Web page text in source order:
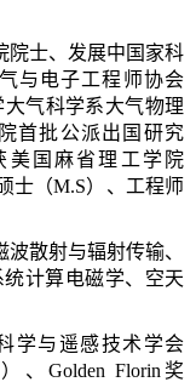
院士、发展中国家科
与电子工程师协会
大气科学系大气物理
首批公派出国研究
美国麻省理工学院
士（M.S）、工程师
散射与辐射传输、
计算电磁学、空天
学与遥感技术学会
、Golden Florin奖